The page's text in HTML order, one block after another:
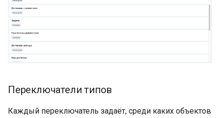
Переключатели типов
Каждый переключатель задаёт, среди каких объектов